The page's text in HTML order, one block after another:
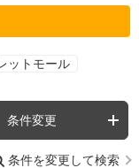
ットモール
条件変更
条件を変更して検索